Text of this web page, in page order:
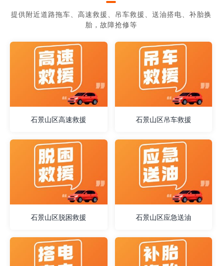
提供附近道路拖车、高速救援、吊车救援、送油搭电、补胎换
胎，故障抢修等
石景山区高速救援 石景山区吊车救援
石景山区脱困救援 石景山区应急送油